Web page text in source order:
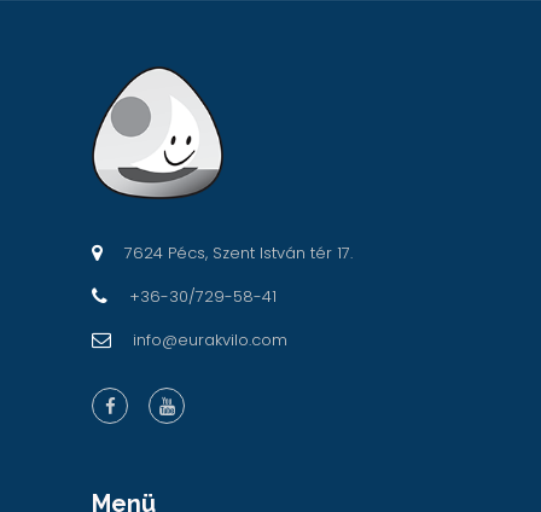
7624 Pécs, Szent István tér 17.
+36-30/729-58-41
info@eurakvilo.com
Menü